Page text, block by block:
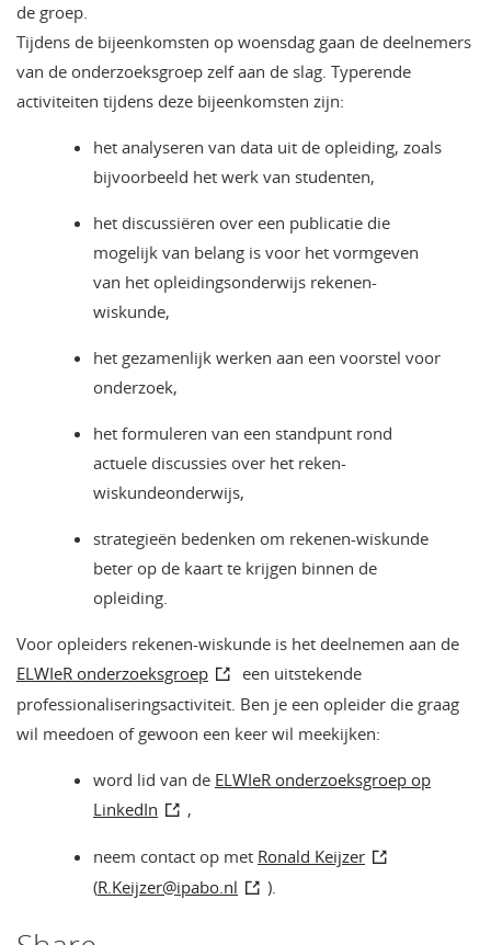
de groep.
Tijdens de bijeenkomsten op woensdag gaan de deelnemers
van de onderzoeksgroep zelf aan de slag. Typerende
activiteiten tijdens deze bijeenkomsten zijn:
het analyseren van data uit de opleiding, zoals
bijvoorbeeld het werk van studenten,
het discussiëren over een publicatie die
mogelijk van belang is voor het vormgeven
van het opleidingsonderwijs rekenen-
wiskunde,
het gezamenlijk werken aan een voorstel voor
onderzoek,
het formuleren van een standpunt rond
actuele discussies over het reken-
wiskundeonderwijs,
strategieën bedenken om rekenen-wiskunde
beter op de kaart te krijgen binnen de
opleiding.
Voor opleiders rekenen-wiskunde is het deelnemen aan de
ELWIeR onderzoeksgroep
een uitstekende
professionaliseringsactiviteit. Ben je een opleider die graag
wil meedoen of gewoon een keer wil meekijken:
word lid van de ELWIeR onderzoeksgroep op
LinkedIn
,
neem contact op met Ronald Keijzer
(R.Keijzer@ipabo.nl ).